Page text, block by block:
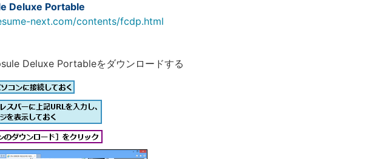
Deluxe Portable
next.com/contents/fcdp.html
Deluxe Portableをダウンロードする